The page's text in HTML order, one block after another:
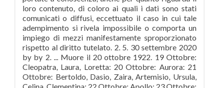
loro contenuto, di coloro ai quali i dati sono stati
comunicati o diffusi, eccettuato il caso in cui tale
adempimento si rivela impossibile o comporta un
impiego di mezzi manifestamente sproporzionato
rispetto al diritto tutelato. 2. 5. 30 settembre 2020
by by 2. ... Muore il 20 ottobre 1922. 19 Ottobre:
Cleopatra, Laura, Loretta: 20 Ottobre: Aurora: 21
Ottobre: Bertoldo, Dasio, Zaira, Artemisio, Ursula,